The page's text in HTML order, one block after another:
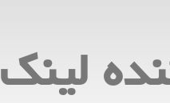
لینك